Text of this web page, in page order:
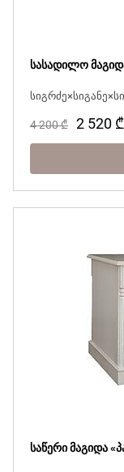
სასადილო
4 200₾ 2 520 ₾
საწერი მაგიდა